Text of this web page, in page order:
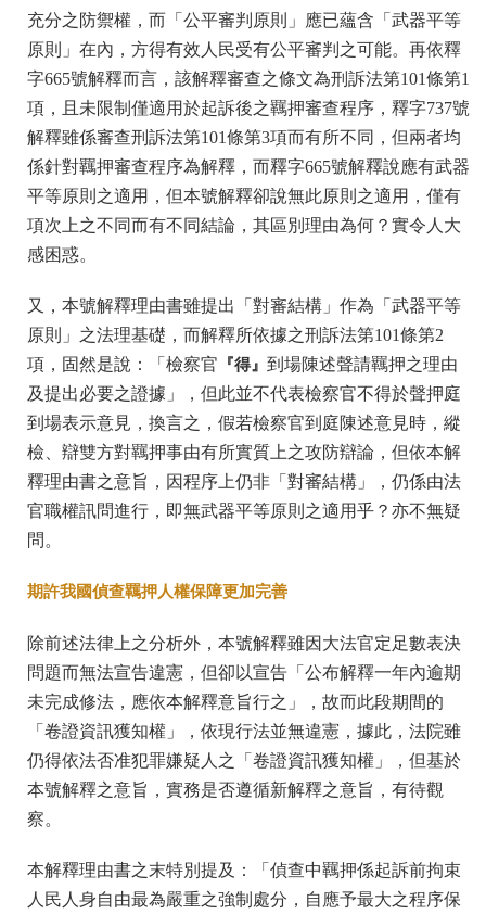
充分之防禦權，而「公平審判原則」應已蘊含「武器平等
原則」在內，方得有效人民受有公平審判之可能。再依釋
字665號解釋而言，該解釋審查之條文為刑訴法第101條第1
項，且未限制僅適用於起訴後之羈押審查程序，釋字737號
解釋雖係審查刑訴法第101條第3項而有所不同，但兩者均
係針對羈押審查程序為解釋，而釋字665號解釋說應有武器
平等原則之適用，但本號解釋卻說無此原則之適用，僅有
項次上之不同而有不同結論，其區別理由為何？實令人大
感困惑。
又，本號解釋理由書雖提出「對審結構」作為「武器平等
原則」之法理基礎，而解釋所依據之刑訴法第101條第2
項，固然是說：「檢察官 『得』 到場陳述聲請羈押之理由
及提出必要之證據」，但此並不代表檢察官不得於聲押庭
到場表示意見，換言之，假若檢察官到庭陳述意見時，縱
檢、辯雙方對羈押事由有所實質上之攻防辯論，但依本解
釋理由書之意旨，因程序上仍非「對審結構」，仍係由法
官職權訊問進行，即無武器平等原則之適用乎？亦不無疑
問。
期許我國偵查羈押人權保障更加完善
除前述法律上之分析外，本號解釋雖因大法官定足數表決
問題而無法宣告違憲，但卻以宣告「公布解釋一年內逾期
未完成修法，應依本解釋意旨行之」，故而此段期間的
「卷證資訊獲知權」，依現行法並無違憲，據此，法院雖
仍得依法否准犯罪嫌疑人之「卷證資訊獲知權」，但基於
本號解釋之意旨，實務是否遵循新解釋之意旨，有待觀
察。
本解釋理由書之末特別提及：「偵查中羈押係起訴前拘束
人民人身自由最為嚴重之強制處分，自應予最大之程序保